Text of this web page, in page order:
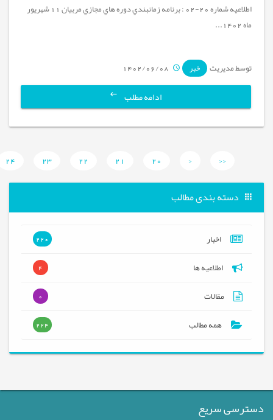
اطلاعيه شماره 20-02 : برنامه زمانبندي دوره هاي مجازي مربيان 11 شهريور
ماه 1402...
توسط مدیریت خبر 1402/06/08
ادامه مطلب
<<
<
20
21
22
23
24
دسته بندی مطالب
اخبار 220
اطلاعیه ها 4
مقالات 0
همه مطالب 224
دسترسی سریع